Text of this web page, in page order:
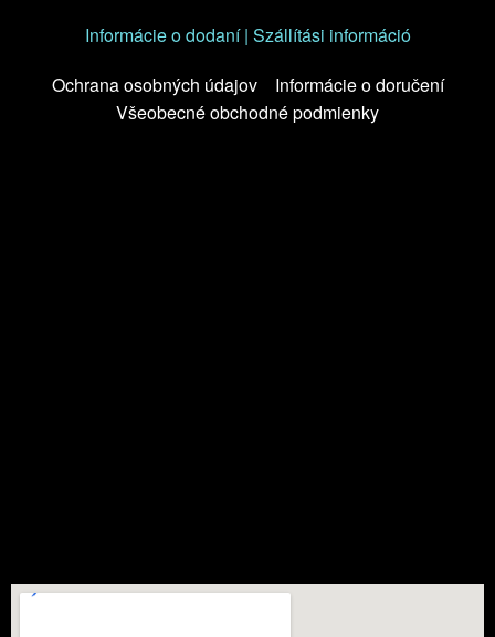
Informácie o dodaní | Szállítási információ
Ochrana osobných údajov
Informácie o doručení
Všeobecné obchodné podmienky